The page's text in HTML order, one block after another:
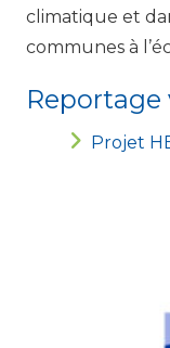
climatique et
communes à
Reportage
Projet